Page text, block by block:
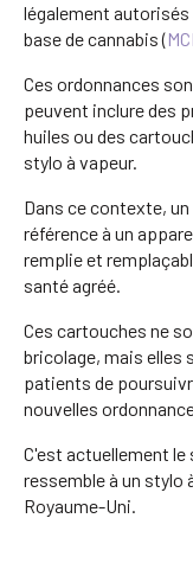
légalement
base de cannabis (
Ces ordonnances
peuvent inclure des
huiles ou des
stylo à vapeur.
Dans ce contexte,
référence à un
remplie et
santé agréé.
Ces cartouches ne
bricolage, mais elles
patients de
nouvelles
C'est actuellement le
ressemble à un stylo
Royaume-Uni.